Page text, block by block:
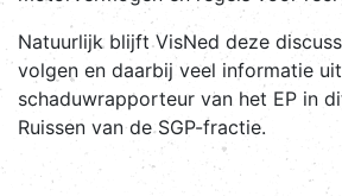
Natuurlijk blijft VisNed deze
volgen en daarbij veel informatie
schaduwrapporteur van het EP in
Ruissen van de SGP-fractie.